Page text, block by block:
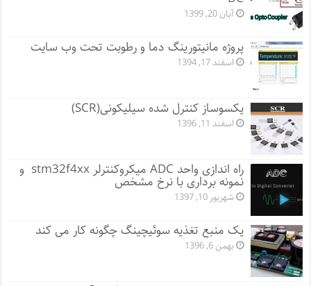
آبان 20, 1399
پروژه مانيتورينگ دما و رطوبت تحت وب سایت
اسفند 17, 1394
یکسوساز کنترل شده سیلیکونی(SCR)
اسفند 11, 1396
راه اندازی واحد ADC میکروکنترلر stm32f4xx و
نمونه برداری با نرخ مشخص
شهریور 10, 1397
یک منبع تغذیه سوئیچینگ چگونه کار می کند
بهمن 6, 1396